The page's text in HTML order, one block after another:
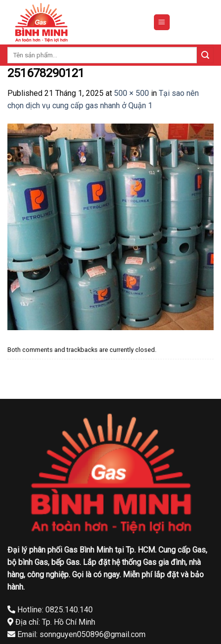
content
251678290121
Published 21 Tháng 1, 2025 at 500 × 500 in Tại sao nên
chọn dịch vụ cung cấp gas nhanh ở Quận 1
Both comments and trackbacks are currently closed.
Đại lý phân phối Gas Bình Minh tại Tp. HCM. Cung cấp Gas,
bộ bình Gas, bếp Gas. Lắp đặt hệ thống Gas gia đình, nhà
hàng, công nghiệp. Gọi là có ngay. Miễn phí lắp đặt và bảo
hành.
Hotline: 0825.140.140
Địa chỉ: Tp. Hồ Chí Minh
Email: sonnguyen050896@gmail.com